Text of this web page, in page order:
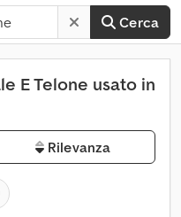
Cerca
E Telone usato in
Rilevanza